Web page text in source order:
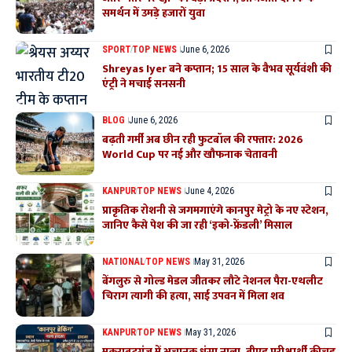
समर्थन में उमड़े हजारों युवा
SPORTTOP NEWS June 6, 2026
Shreyas Iyer बने कप्तान; 15 साल के वैभव सूर्यवंशी की
एंट्री ने मचाई सनसनी
BLOG June 6, 2026
बढ़ती गर्मी अब छीन रही फुटबॉल की रफ्तार: 2026
World Cup पर नई और खौफनाक चेतावनी
KANPURTOP NEWS June 4, 2026
प्राकृतिक रोशनी से जगमगाएंगे कानपुर मेट्रो के नए स्टेशन,
जानिए कैसे पेश की जा रही ‘इको-फ्रेंडली’ मिसाल
NATIONALTOP NEWS May 31, 2026
बेंगलुरु से गोल्ड मेडल जीतकर लौटे नेशनल पैरा-एथलीट
चिराग त्यागी की हत्या, साई उपवन में मिला शव
KANPURTOP NEWS May 31, 2026